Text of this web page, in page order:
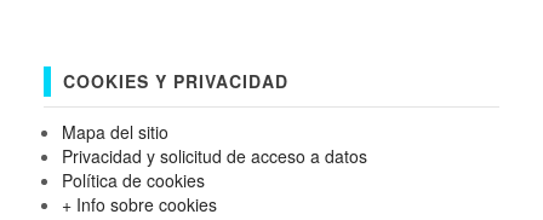
COOKIES Y PRIVACIDAD
Mapa del sitio
Privacidad y solicitud de acceso a datos
Política de cookies
+ Info sobre cookies